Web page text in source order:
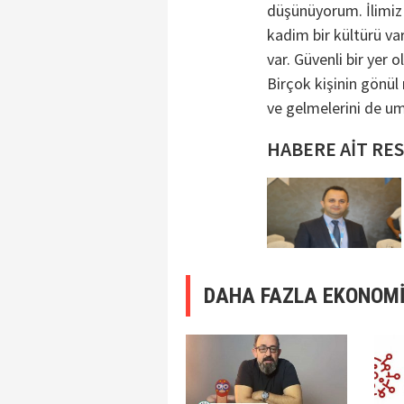
düşünüyorum. İlimiz
kadim bir kültürü
var. Güvenli bir yer
Birçok kişinin gönül
ve gelmelerini de
HABERE AİT
DAHA FAZLA